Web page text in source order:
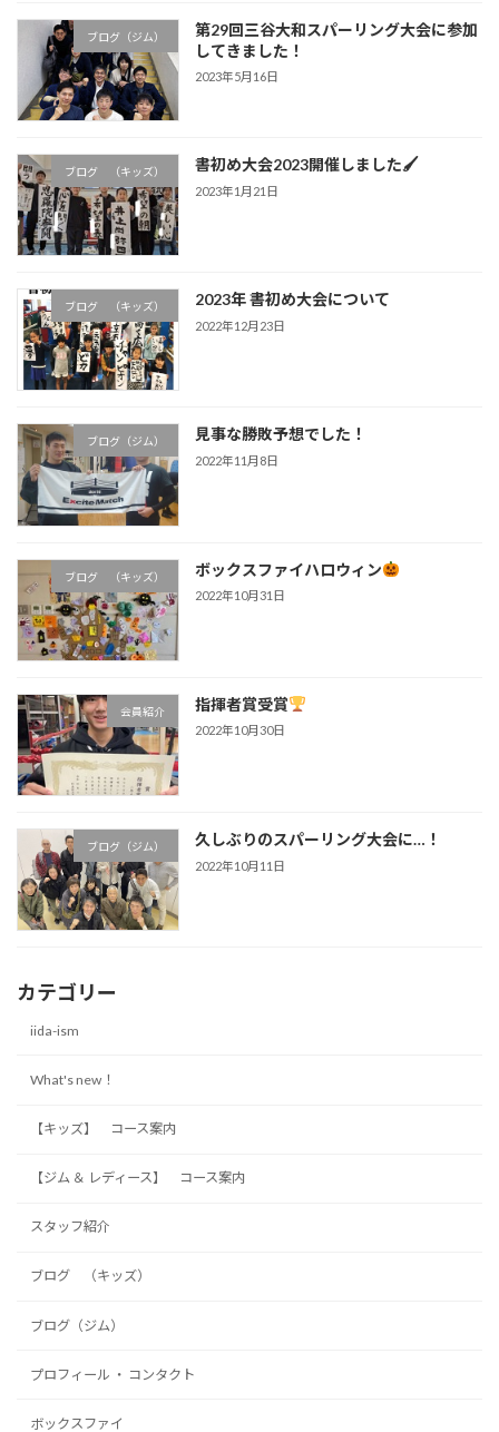
ブログ（ジム）
第29回三谷大和スパーリング大会に参加
してきました！
2023年5月16日
ブログ （キッズ） 書初め大会2023開催しました🖌
2023年1月21日
ブログ （キッズ） 2023年 書初め大会について
2022年12月23日
ブログ（ジム） 見事な勝敗予想でした！
2022年11月8日
ブログ （キッズ） ボックスファイハロウィン
2022年10月31日
会員紹介 指揮者賞受賞
2022年10月30日
ブログ（ジム） 久しぶりのスパーリング大会に…！
2022年10月11日
カテゴリー
iida-ism
What's new！
【キッズ】 コース案内
【ジム ＆ レディース】 コース案内
スタッフ紹介
ブログ （キッズ）
ブログ（ジム）
プロフィール ・ コンタクト
ボックスファイ